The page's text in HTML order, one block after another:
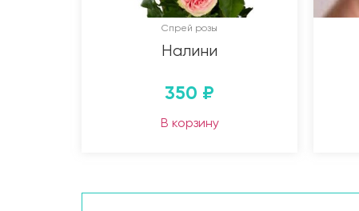
Спрей розы
Налини
350 ₽
В корзину